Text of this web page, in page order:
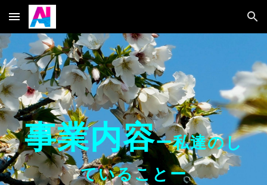
Skip to main content Skip to navigation
事業内容ー私達のし
ていることー